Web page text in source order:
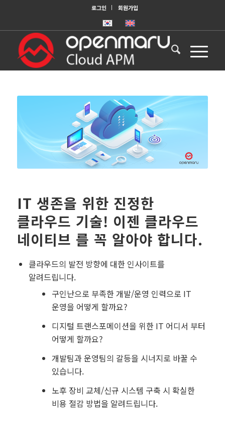
로그인 회원가입
IT 생존을 위한 진정한
클라우드 기술! 이젠 클라우드
네이티브 를 꼭 알아야 합니다.
클라우드의 발전 방향에 대한 인사이트를
알려드립니다.
구인난으로 부족한 개발/운영 인력으로 IT
운영을 어떻게 할까요?
디지털 트랜스포메이션을 위한 IT 어디서 부터
어떻게 할까요?
개발팀과 운영팀의 갈등을 시너지로 바꿀 수
있습니다.
노후 장비 교체/신규 시스템 구축 시 확실한
비용 절감 방법을 알려드립니다.